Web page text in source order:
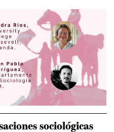
sociológicas